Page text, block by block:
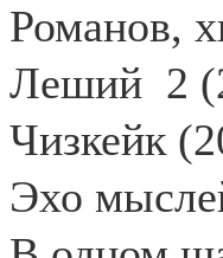
Романов,
Леший 2
Чизкейк
Эхо